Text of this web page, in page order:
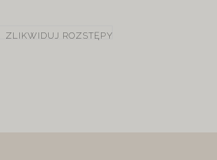
ZLIKWIDUJ ROZSTĘPY